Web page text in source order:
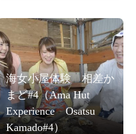
海女小屋体験 相差か
まど#4（Ama Hut
Experience Osatsu
Kamado#4）